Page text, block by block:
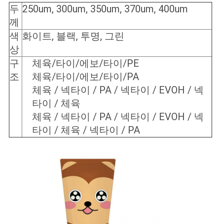
구
하
세
요
트
두
께
250um, 300um, 350um, 370um, 400um
색
상
화이트, 블랙, 투명, 그린
구
조
체육/타이/에보/타이/PE
체육/타이/에보/타이/PA
체육 / 넥타이 / PA / 넥타이 / EVOH / 넥
타이 / 체육
체육 / 넥타이 / PA / 넥타이 / EVOH / 넥
타이 / 체육 / 넥타이 / PA